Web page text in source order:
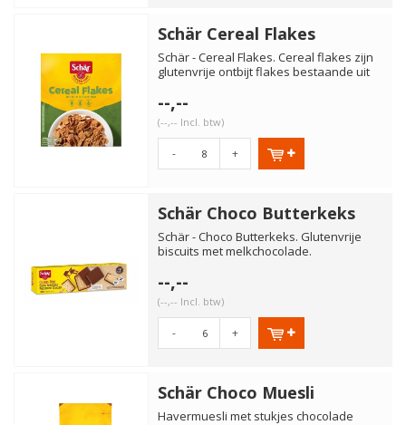
Schär Cereal Flakes
Schär - Cereal Flakes. Cereal flakes zijn
glutenvrije ontbijt flakes bestaande uit
--,--
(--,-- Incl. btw)
- +
Schär Choco Butterkeks
Schär - Choco Butterkeks. Glutenvrije
biscuits met melkchocolade.
--,--
(--,-- Incl. btw)
- +
Schär Choco Muesli
Havermuesli met stukjes chocolade